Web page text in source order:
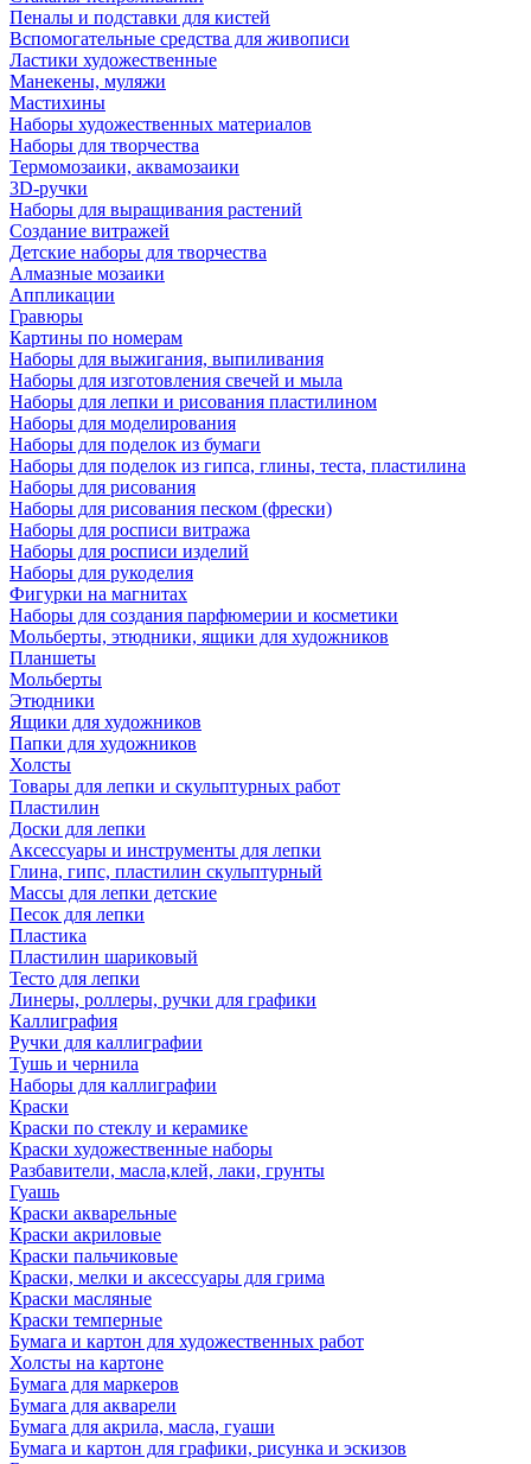
Пеналы и подставки для кистей
Вспомогательные средства для живописи
Ластики художественные
Манекены, муляжи
Мастихины
Наборы художественных материалов
Наборы для творчества
Термомозаики, аквамозаики
3D-ручки
Наборы для выращивания растений
Создание витражей
Детские наборы для творчества
Алмазные мозаики
Аппликации
Гравюры
Картины по номерам
Наборы для выжигания, выпиливания
Наборы для изготовления свечей и мыла
Наборы для лепки и рисования пластилином
Наборы для моделирования
Наборы для поделок из бумаги
Наборы для поделок из гипса, глины, теста, пластилина
Наборы для рисования
Наборы для рисования песком (фрески)
Наборы для росписи витража
Наборы для росписи изделий
Наборы для рукоделия
Фигурки на магнитах
Наборы для создания парфюмерии и косметики
Мольберты, этюдники, ящики для художников
Планшеты
Мольберты
Этюдники
Ящики для художников
Папки для художников
Холсты
Товары для лепки и скульптурных работ
Пластилин
Доски для лепки
Аксессуары и инструменты для лепки
Глина, гипс, пластилин скульптурный
Массы для лепки детские
Песок для лепки
Пластика
Пластилин шариковый
Тесто для лепки
Линеры, роллеры, ручки для графики
Каллиграфия
Ручки для каллиграфии
Тушь и чернила
Наборы для каллиграфии
Краски
Краски по стеклу и керамике
Краски художественные наборы
Разбавители, масла,клей, лаки, грунты
Гуашь
Краски акварельные
Краски акриловые
Краски пальчиковые
Краски, мелки и аксессуары для грима
Краски масляные
Краски темперные
Бумага и картон для художественных работ
Холсты на картоне
Бумага для маркеров
Бумага для акварели
Бумага для акрила, масла, гуаши
Бумага и картон для графики, рисунка и эскизов